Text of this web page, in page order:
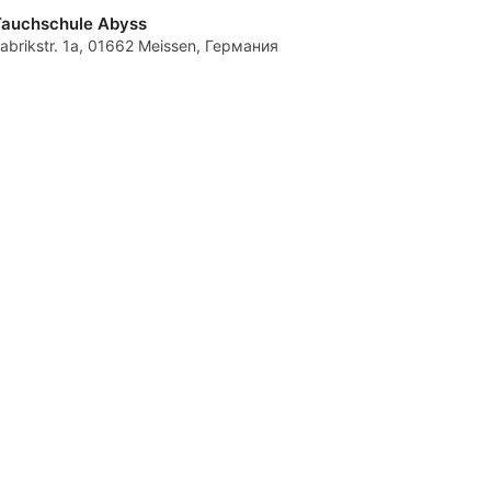
Abyss
1a, 01662 Meissen, Германия